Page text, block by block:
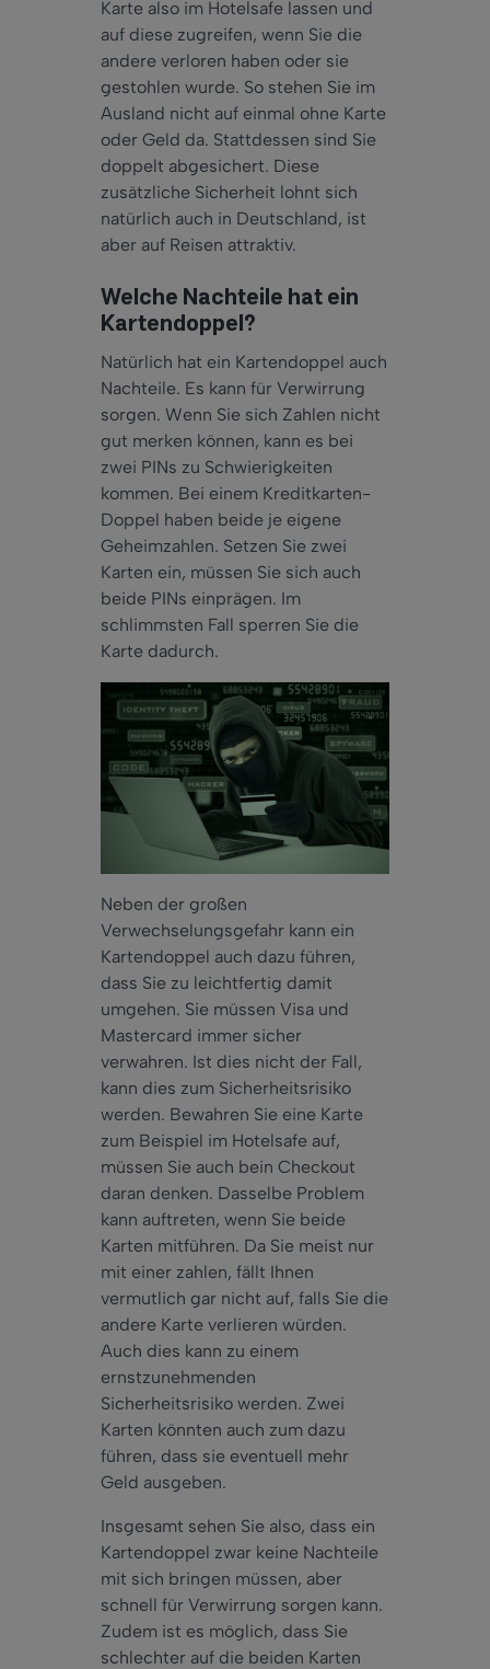
Karte also im Hotelsafe lassen und
auf diese zugreifen, wenn Sie die
andere verloren haben oder sie
gestohlen wurde. So stehen Sie im
Ausland nicht auf einmal ohne Karte
oder Geld da. Stattdessen sind Sie
doppelt abgesichert. Diese
zusätzliche Sicherheit lohnt sich
natürlich auch in Deutschland, ist
aber auf Reisen attraktiv.
Welche Nachteile hat ein
Kartendoppel?
Natürlich hat ein Kartendoppel auch
Nachteile. Es kann für Verwirrung
sorgen. Wenn Sie sich Zahlen nicht
gut merken können, kann es bei
zwei PINs zu Schwierigkeiten
kommen. Bei einem Kreditkarten-
Doppel haben beide je eigene
Geheimzahlen. Setzen Sie zwei
Karten ein, müssen Sie sich auch
beide PINs einprägen. Im
schlimmsten Fall sperren Sie die
Karte dadurch.
Neben der großen
Verwechselungsgefahr kann ein
Kartendoppel auch dazu führen,
dass Sie zu leichtfertig damit
umgehen. Sie müssen Visa und
Mastercard immer sicher
verwahren. Ist dies nicht der Fall,
kann dies zum Sicherheitsrisiko
werden. Bewahren Sie eine Karte
zum Beispiel im Hotelsafe auf,
müssen Sie auch bein Checkout
daran denken. Dasselbe Problem
kann auftreten, wenn Sie beide
Karten mitführen. Da Sie meist nur
mit einer zahlen, fällt Ihnen
vermutlich gar nicht auf, falls Sie die
andere Karte verlieren würden.
Auch dies kann zu einem
ernstzunehmenden
Sicherheitsrisiko werden. Zwei
Karten könnten auch zum dazu
führen, dass sie eventuell mehr
Geld ausgeben.
Insgesamt sehen Sie also, dass ein
Kartendoppel zwar keine Nachteile
mit sich bringen müssen, aber
schnell für Verwirrung sorgen kann.
Zudem ist es möglich, dass Sie
schlechter auf die beiden Karten